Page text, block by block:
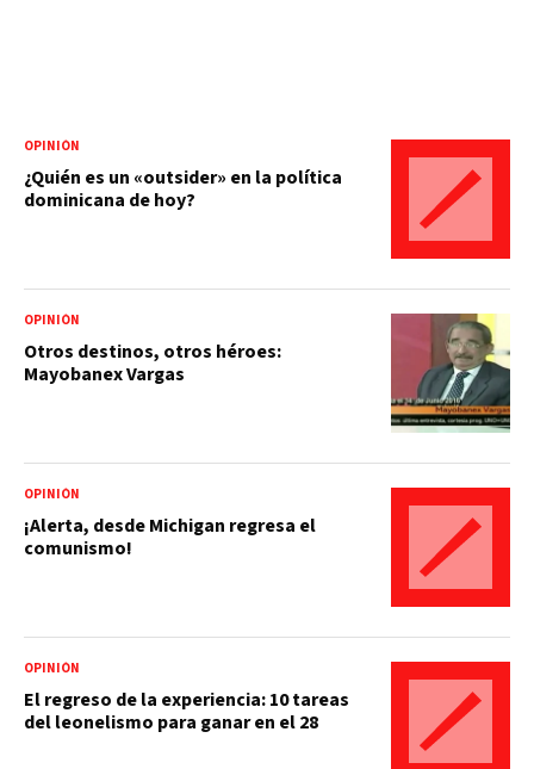
OPINIÓN
¿Quién es un «outsider» en la política
dominicana de hoy?
OPINIÓN
Otros destinos, otros héroes:
Mayobanex Vargas
OPINIÓN
¡Alerta, desde Michigan regresa el
comunismo!
OPINIÓN
El regreso de la experiencia: 10 tareas
del leonelismo para ganar en el 28